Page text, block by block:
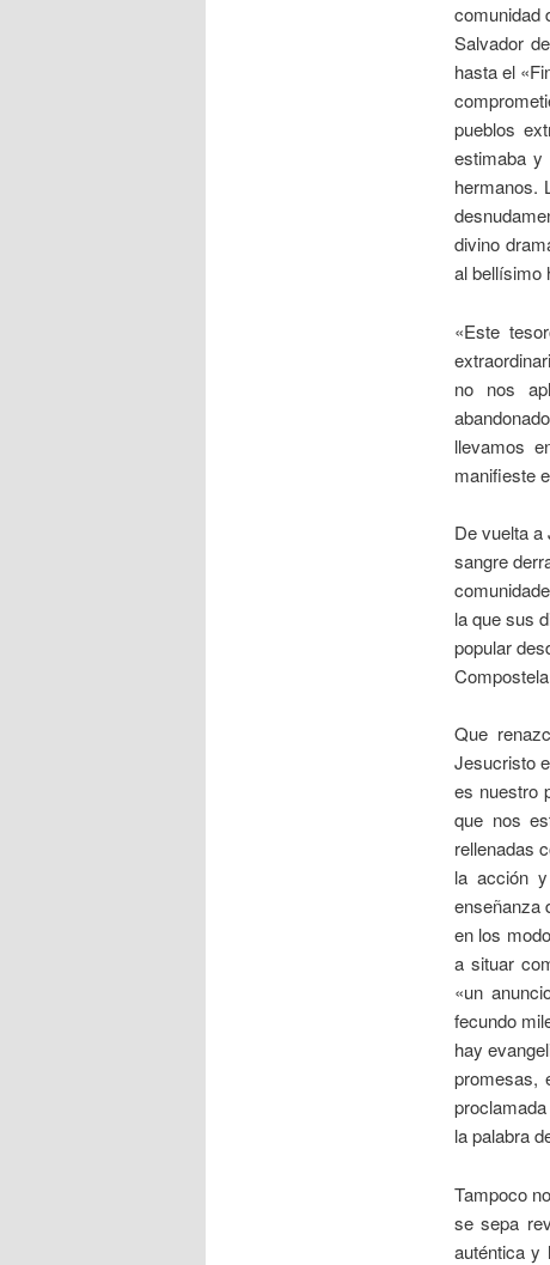
comunidad
Salvador
hasta el
pueblos
estimaba
hermanos.
divino
al bellísimo
«Este
no nos
llevamos
manifieste
De vuelta a
sangre
la que sus
popular
Que
Jesucristo
es nuestro
que nos
rellenadas
la acción
enseñanza
en los
a situar
«un
fecundo
hay
promesas,
la palabra
Tampoco
se sepa
auténtica y